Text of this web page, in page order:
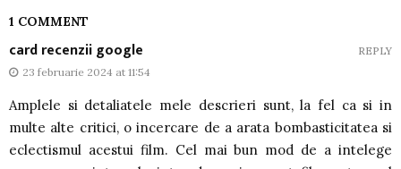
1 COMMENT
card recenzii google
23 februarie 2024 at 11:54
Amplele si detaliatele mele descrieri sunt, la fel ca si in
multe alte critici, o incercare de a arata bombasticitatea si
eclectismul acestui film. Cel mai bun mod de a intelege
REPLY